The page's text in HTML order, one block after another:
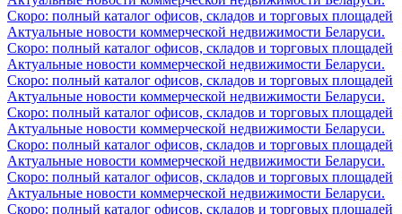
Скоро: полный каталог офисов, складов и торговых площадей
Актуальные новости коммерческой недвижимости Беларуси.
Скоро: полный каталог офисов, складов и торговых площадей
Актуальные новости коммерческой недвижимости Беларуси.
Скоро: полный каталог офисов, складов и торговых площадей
Актуальные новости коммерческой недвижимости Беларуси.
Скоро: полный каталог офисов, складов и торговых площадей
Актуальные новости коммерческой недвижимости Беларуси.
Скоро: полный каталог офисов, складов и торговых площадей
Актуальные новости коммерческой недвижимости Беларуси.
Скоро: полный каталог офисов, складов и торговых площадей
Актуальные новости коммерческой недвижимости Беларуси.
Скоро: полный каталог офисов, складов и торговых площадей